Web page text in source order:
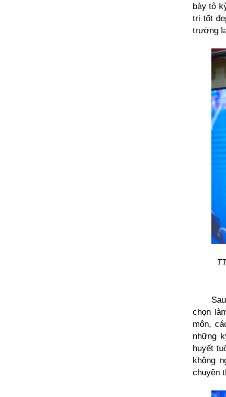
bày tỏ
trị tốt
trường
chọn
môn,
những
huyết
không
chuyện